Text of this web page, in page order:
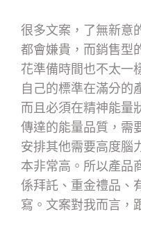
很多文案，了無新意
都會嫌貴，而銷售型
花準備時間也不太一
自己的標準在滿分的
而且必須在精神能量
傳達的能量品質，需
安排其他需要高度腦
本非常高。所以產品
係拜託、重金禮品、
寫。文案對我而言，